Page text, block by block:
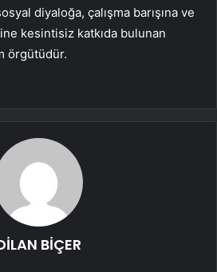
diyaloğa, çalışma barışına ve
kesintisiz katkıda bulunan
örgütüdür.
BİÇER